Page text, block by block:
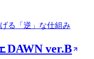
る「逆」な仕組み
DAWN ver.B